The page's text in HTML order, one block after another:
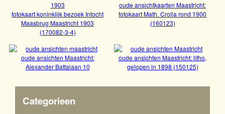
oude ansichten van Maastricht: winkelpand
Richard Bogman Grachtstraat 11&13
(170292)
fotokaart koninklijk bezoek Intocht
Maasbrug Maastricht 1903
(170082-3-4)
oude ansichtkaarten Maastricht:
fotokaart Math. Crolla rond 1900
(160123)
oude ansichten Maastricht:
Alexander Battalaan 10
Bekijk
oude ansichten Maastricht: litho,
gelopen in 1898 (150125)
Bekijk
Categorieen